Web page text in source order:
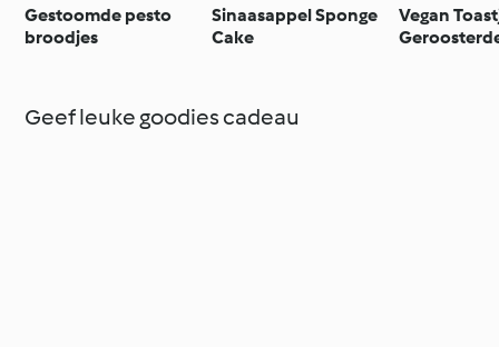
Gestoomde pesto
broodjes
Sinaasappel Sponge
Cake
Vegan
Geef leuke goodies cadeau